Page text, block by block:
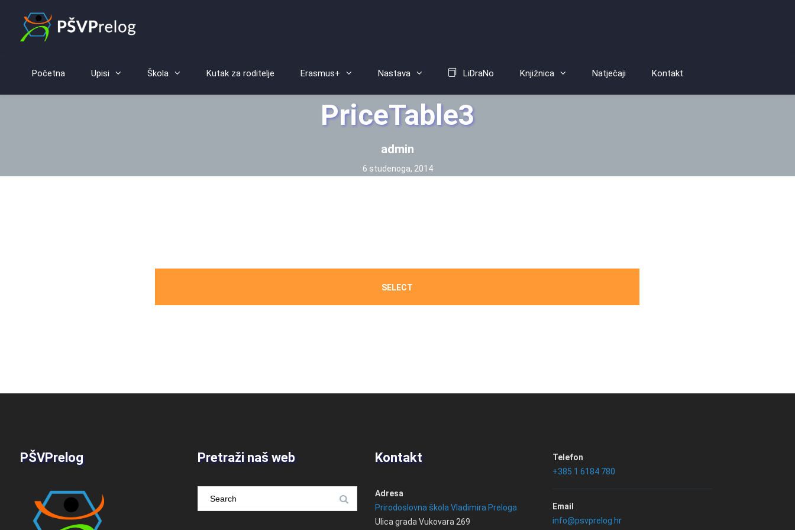
Početna Upisi Škola Kutak za roditelje Erasmus+ Nastava LiDraNo Knjižnica Natječaji Kontakt
PriceTable3
admin
6 studenoga, 2014
SELECT
PŠVPrelog Pretraži naš web Kontakt
Adresa
Prirodoslovna škola Vladimira Preloga
Ulica grada Vukovara 269
Telefon
+385 1 6184 780
Email
info@psvprelog.hr